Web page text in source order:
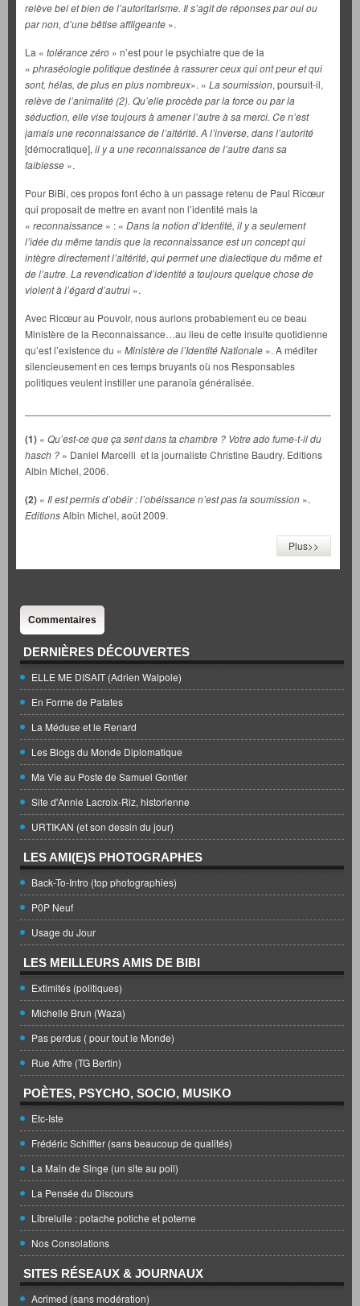
relève bel et bien de l’autoritarisme. Il s’agit de réponses par oui ou
par non, d’une bêtise affligeante ».
La « tolérance zéro » n’est pour le psychiatre que de la
« phraséologie politique destinée à rassurer ceux qui ont peur et qui
sont, hélas, de plus en plus nombreux». « La soumission, poursuit-il,
relève de l’animalité (2). Qu’elle procède par la force ou par la
séduction, elle vise toujours à amener l’autre à sa merci. Ce n’est
jamais une reconnaissance de l’altérité. A l’inverse, dans l’autorité
[démocratique], il y a une reconnaissance de l’autre dans sa
faiblesse ».
Pour BiBi, ces propos font écho à un passage retenu de Paul Ricœur
qui proposait de mettre en avant non l’identité mais la
« reconnaissance » : « Dans la notion d’Identité, il y a seulement
l’idée du même tandis que la reconnaissance est un concept qui
intègre directement l’altérité, qui permet une dialectique du même et
de l’autre. La revendication d’identité a toujours quelque chose de
violent à l’égard d’autrui ».
Avec Ricœur au Pouvoir, nous aurions probablement eu ce beau
Ministère de la Reconnaissance…au lieu de cette insulte quotidienne
qu’est l’existence du « Ministère del’Identité Nationale ». A méditer
silencieusement en ces temps bruyants où nos Responsables
politiques veulent instiller une paranoïa généralisée.
(1) « Qu’est-ce que ça sent dans ta chambre ? Votre ado fume-t-il du
hasch ? » Daniel Marcelli et la journaliste Christine Baudry. Editions
Albin Michel, 2006.
(2) « Il est permis d’obéir : l’obéissance n’est pas la soumission ».
EditionsAlbin Michel, août 2009.
Plus>>
Commentaires
DERNIÈRES DÉCOUVERTES
ELLE ME DISAIT (Adrien Walpole)
En Forme de Patates
La Méduse et le Renard
Les Blogs du Monde Diplomatique
Ma Vie au Poste de Samuel Gontier
Site d'Annie Lacroix-Riz, historienne
URTIKAN (et son dessin du jour)
LES AMI(E)S PHOTOGRAPHES
Back-To-Intro (top photographies)
P0P Neuf
Usage du Jour
LES MEILLEURS AMIS DE BIBI
Extimités (politiques)
Michelle Brun (Waza)
Pas perdus ( pour tout le Monde)
Rue Affre (TG Bertin)
POÈTES, PSYCHO, SOCIO, MUSIKO
Etc-Iste
Frédéric Schiffter (sans beaucoup de qualités)
La Main de Singe (un site au poil)
La Pensée du Discours
Librelulle : potache potiche et poterne
Nos Consolations
SITES RÉSEAUX & JOURNAUX
Acrimed (sans modération)